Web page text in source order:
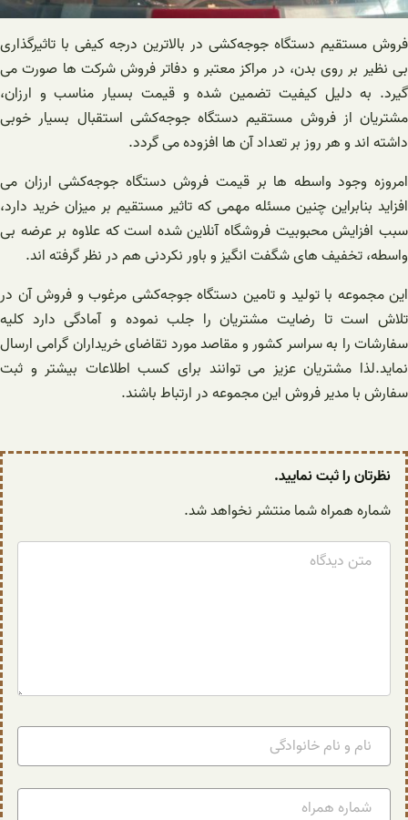
فروش مستقیم دستگاه‌ جوجه‌کشی ‌در بالاترین درجه کیفی با تاثیرگذاری
بی نظیر بر روی بدن، در مراکز معتبر و دفاتر فروش شرکت ها صورت می
گیرد. به دلیل کیفیت تضمین شده و قیمت بسیار مناسب و ارزان،
مشتریان از فروش مستقیم دستگاه‌ جوجه‌کشی استقبال بسیار خوبی
داشته اند و هر روز بر تعداد آن ها افزوده می گردد.
امروزه وجود واسطه ها بر قیمت فروش دستگاه‌ جوجه‌کشی ارزان می
افزاید بنابراین چنین مسئله مهمی که تاثیر مستقیم بر میزان خرید دارد،
سبب افزایش محبوبیت فروشگاه آنلاین شده است که علاوه بر عرضه بی
واسطه، تخفیف های شگفت انگیز و باور نکردنی هم در نظر گرفته اند.
این مجموعه با تولید و تامین دستگاه‌ جوجه‌کشی مرغوب و فروش آن در
تلاش است تا رضایت مشتریان را جلب نموده و آمادگی دارد کلیه
سفارشات را به سراسر کشور و مقاصد مورد تقاضای خریداران گرامی ارسال
نماید.لذا مشتریان عزیز می توانند برای کسب اطلاعات بیشتر و ثبت
سفارش با مدیر فروش این مجموعه در ارتباط باشند.
نظرتان را ثبت نمایید.
شماره همراه شما منتشر نخواهد شد.